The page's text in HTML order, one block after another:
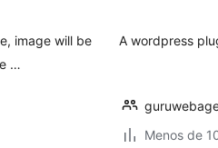
image will be
…
A wordpress
Menos de